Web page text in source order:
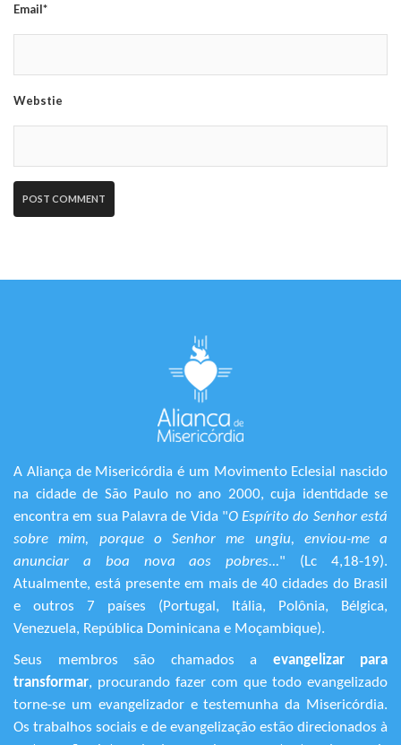
Email*
Webstie
A Aliança de Misericórdia é um Movimento Eclesial nascido
na cidade de São Paulo no ano 2000, cuja identidade se
encontra em sua Palavra de Vida "O Espírito do Senhor está
sobre mim, porque o Senhor me ungiu, enviou-me a
anunciar a boa nova aos pobres..." (Lc 4,18-19).
Atualmente, está presente em mais de 40 cidades do Brasil
e outros 7 países (Portugal, Itália, Polônia, Bélgica,
Venezuela, República Dominicana e Moçambique).
Seus membros são chamados a evangelizar para
transformar, procurando fazer com que todo evangelizado
torne-se um evangelizador e testemunha da Misericórdia.
Os trabalhos sociais e de evangelização estão direcionados à